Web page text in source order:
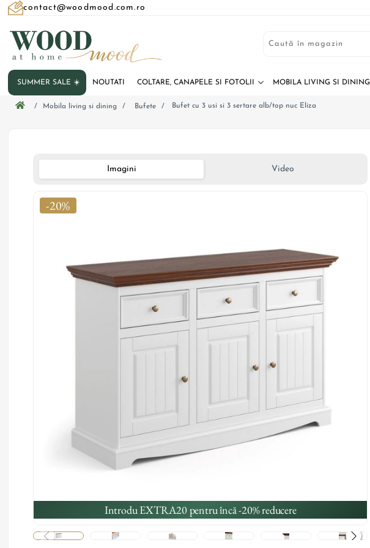
contact@woodmood.com.ro
SUMMER SALE ☀️ NOUTATI COLTARE, CANAPELE SI FOTOLII MOBILA LIVING SI DINING
/ Mobila living si dining / Bufete / Bufet cu 3 usi si 3 sertare alb/top nuc Eliza
Imagini Video
-20%
Introdu EXTRA20 pentru încă -20% reducere